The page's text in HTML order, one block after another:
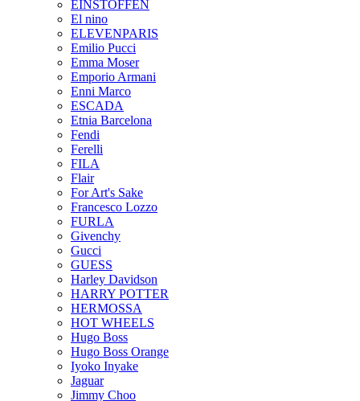
EINSTOFFEN
El nino
ELEVENPARIS
Emilio Pucci
Emma Moser
Emporio Armani
Enni Marco
ESCADA
Etnia Barcelona
Fendi
Ferelli
FILA
Flair
For Art's Sake
Francesco Lozzo
FURLA
Givenchy
Gucci
GUESS
Harley Davidson
HARRY POTTER
HERMOSSA
HOT WHEELS
Hugo Boss
Hugo Boss Orange
Iyoko Inyake
Jaguar
Jimmy Choo